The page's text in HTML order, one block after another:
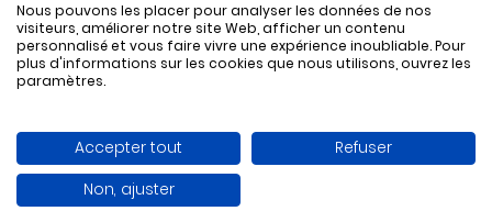
Nous pouvons les placer pour analyser les données de nos
visiteurs, améliorer notre site Web, afficher un contenu
personnalisé et vous faire vivre une expérience inoubliable. Pour
plus d'informations sur les cookies que nous utilisons, ouvrez les
paramètres.
Accepter tout
Refuser
Non, ajuster